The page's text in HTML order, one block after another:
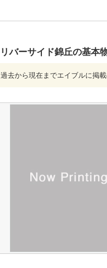
リバーサイド錦丘の基本
過去から現在までエイブルに掲